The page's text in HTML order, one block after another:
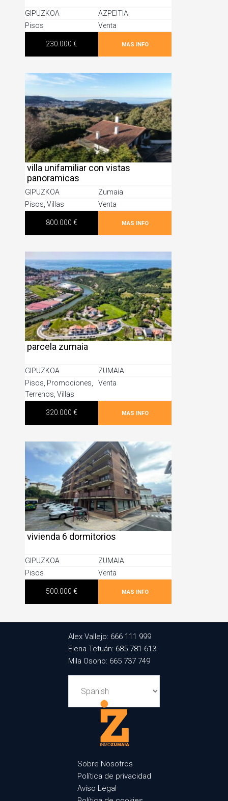
GIPUZKOA
AZPEITIA
Pisos
Venta
230.000 € MAS INFO
villa unifamiliar con vistas
panoramicas
GIPUZKOA
Zumaia
Pisos ,Villas Venta
800.000 € MAS INFO
parcela zumaia
GIPUZKOA
ZUMAIA
Pisos Promociones
Terrenos ,Villas
Venta
320.000 € MAS INFO
vivienda 6 dormitorios
GIPUZKOA
ZUMAIA
Pisos
Venta
500.000 € MAS INFO
Alex Vallejo: 666 111 999
Elena Tetuán: 685 781 613
Mila Osono: 665 737 749
Sobre Nosotros
Política de privacidad
Aviso Legal